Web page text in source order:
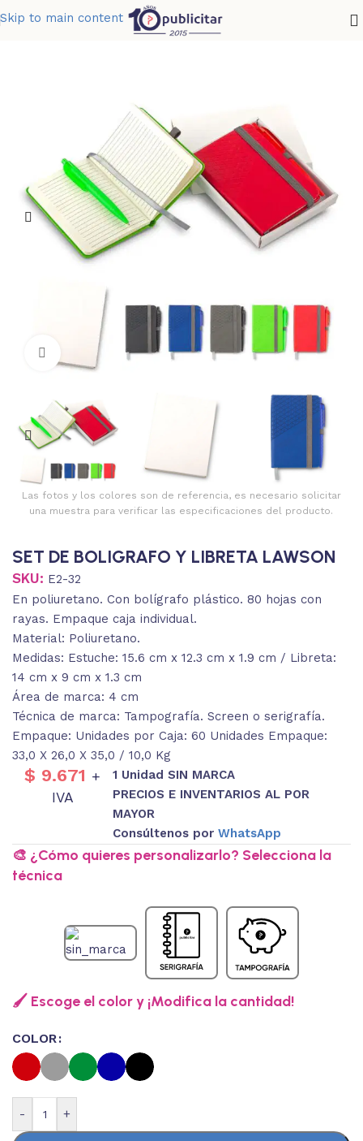
Skip to main content
SET DE BOLIGRAFO Y LIBRETA LAWSON
Clic para ampliar
Las fotos y los colores son de referencia, es necesario solicitar
una muestra para verificar las especificaciones del producto.
SET DE BOLIGRAFO Y LIBRETA LAWSON
SKU: E2-32
En poliuretano. Con bolígrafo plástico. 80 hojas con
rayas. Empaque caja individual.
Material: Poliuretano.
Medidas: Estuche: 15.6 cm x 12.3 cm x 1.9 cm / Libreta:
14 cm x 9 cm x 1.3 cm
Área de marca: 4 cm
Técnica de marca: Tampografía. Screen o serigrafía.
Empaque: Unidades por Caja: 60 Unidades Empaque:
33,0 X 26,0 X 35,0 / 10,0 Kg
$ 9.671 +
IVA
1 Unidad SIN MARCA
PRECIOS E INVENTARIOS AL POR
MAYOR
Consúltenos porWhatsApp
🎨 ¿Cómo quieres personalizarlo? Selecciona la
técnica
🖌️ Escoge el color y ¡Modifica la cantidad!
COLOR
- +